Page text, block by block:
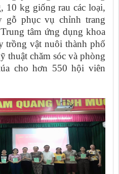
10 kg giống rau các loại,
gỗ phục vụ chỉnh trang
tâm ứng dụng khoa
trồng vật nuôi thành phố
thuật chăm sóc và phòng
cho hơn 550 hội viên